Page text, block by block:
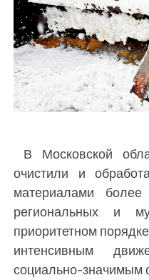
В Московской
очистили и
материалами
региональных и
приоритетном
интенсивным
социально-значимым